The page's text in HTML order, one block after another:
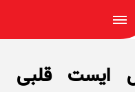
ایست قلبی